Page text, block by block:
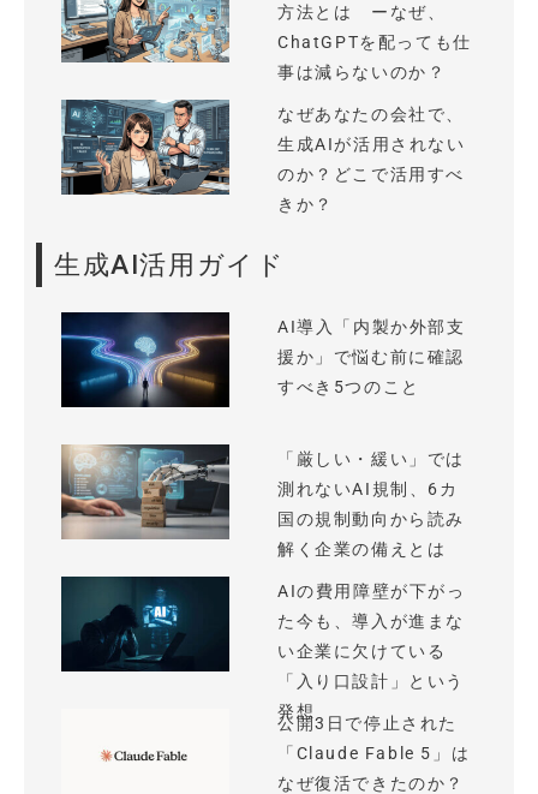
方法とは ーなぜ、
ChatGPTを配っても仕
事は減らないのか？
なぜあなたの会社で、
生成AIが活用されない
のか？どこで活用すべ
きか？
生成AI活用ガイド
AI導入「内製か外部支
援か」で悩む前に確認
すべき5つのこと
「厳しい・緩い」では
測れないAI規制、6カ
国の規制動向から読み
解く企業の備えとは
AIの費用障壁が下がっ
た今も、導入が進まな
い企業に欠けている
「入り口設計」という
発想
公開3日で停止された
「Claude Fable 5」は
なぜ復活できたのか？